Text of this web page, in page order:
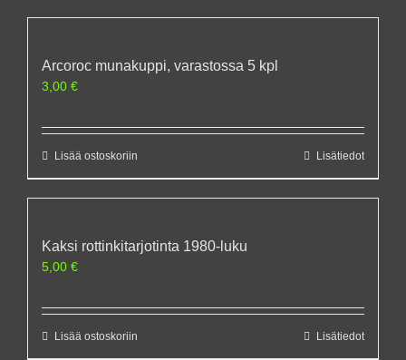
Arcoroc munakuppi, varastossa 5 kpl
3,00 €
Lisää ostoskoriin Lisätiedot
Kaksi rottinkitarjotinta 1980-luku
5,00 €
Lisää ostoskoriin Lisätiedot